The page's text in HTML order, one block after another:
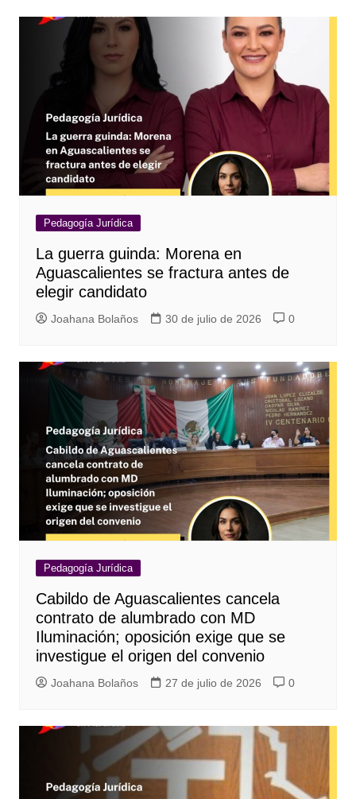
Pedagogía Jurídica
La guerra guinda: Morena en
Aguascalientes se fractura antes de
elegir candidato
Joahana Bolaños 30 de julio de 2026 0
Pedagogía Jurídica
Cabildo de Aguascalientes cancela
contrato de alumbrado con MD
Iluminación; oposición exige que se
investigue el origen del convenio
Joahana Bolaños 27 de julio de 2026 0